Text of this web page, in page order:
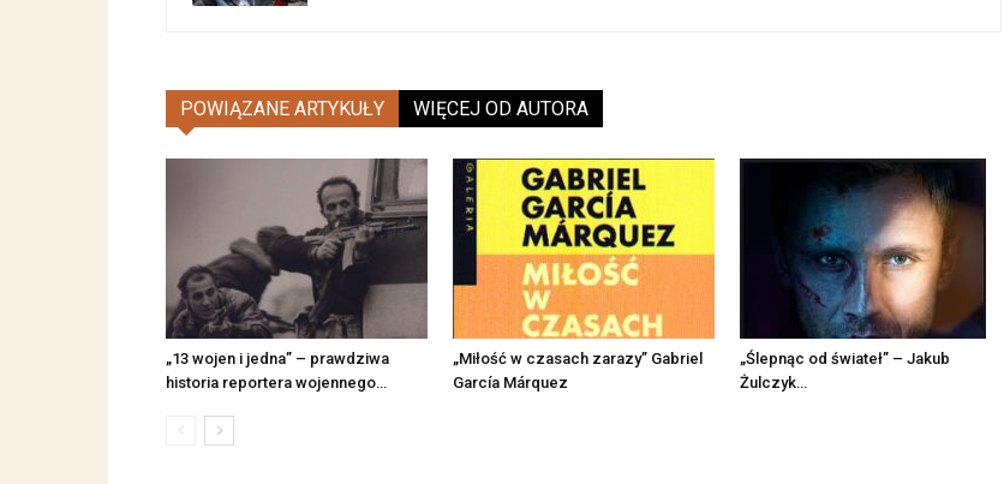
POWIĄZANE ARTYKUŁY WIĘCEJ OD AUTORA
„13 wojen i jedna” – prawdziwa
historia reportera wojennego…
„Miłość w czasach zarazy” Gabriel
García Márquez
„Ślepnąc od świateł” – Jakub
Żulczyk…